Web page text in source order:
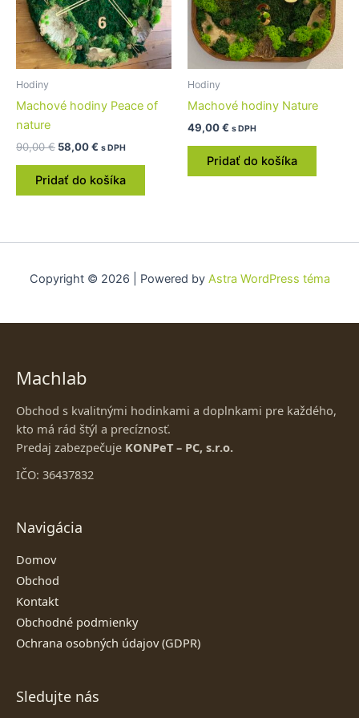
Hodiny
Machové hodiny Peace of
nature
90,00€ 58,00€ s DPH
Pridať do košíka
Hodiny
Machové hodiny Nature
49,00€ s DPH
Pridať do košíka
Copyright © 2026 | Powered by Astra WordPress téma
Machlab
Obchod s kvalitnými hodinkami a doplnkami pre každého,
kto má rád štýl a precíznosť.
Predaj zabezpečuje KONPeT – PC, s.r.o.
IČO: 36437832
Navigácia
Domov
Obchod
Kontakt
Obchodné podmienky
Ochrana osobných údajov (GDPR)
Sledujte nás